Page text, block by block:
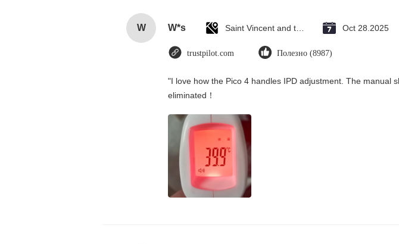
W W*s Oct 28.2025
trustpilot.com Полезно (8987)
"I love how the Pico 4 handles IPD adjustment. The manual
eliminated！